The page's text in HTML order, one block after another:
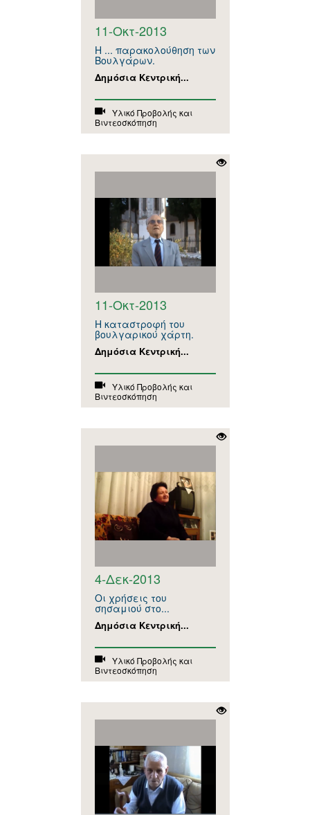
11-Οκτ-2013
Η ... παρακολούθηση των
Βουλγάρων.
Δημόσια Κεντρική...
Υλικό Προβολής και
Βιντεοσκόπηση
11-Οκτ-2013
Η καταστροφή του
βουλγαρικού χάρτη.
Δημόσια Κεντρική...
Υλικό Προβολής και
Βιντεοσκόπηση
4-Δεκ-2013
Οι χρήσεις του
σησαμιού στο...
Δημόσια Κεντρική...
Υλικό Προβολής και
Βιντεοσκόπηση